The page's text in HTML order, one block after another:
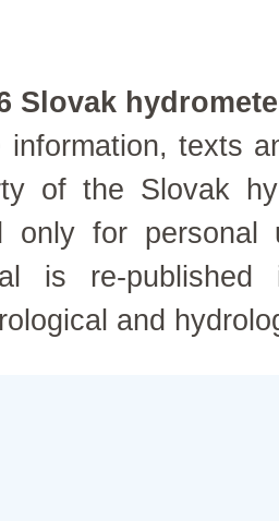
Slovak
information, texts
of the Slovak
only for personal
is re-
and